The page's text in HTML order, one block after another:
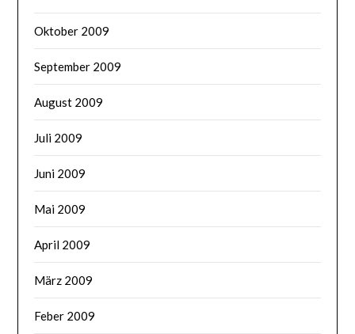
Oktober 2009
September 2009
August 2009
Juli 2009
Juni 2009
Mai 2009
April 2009
März 2009
Feber 2009